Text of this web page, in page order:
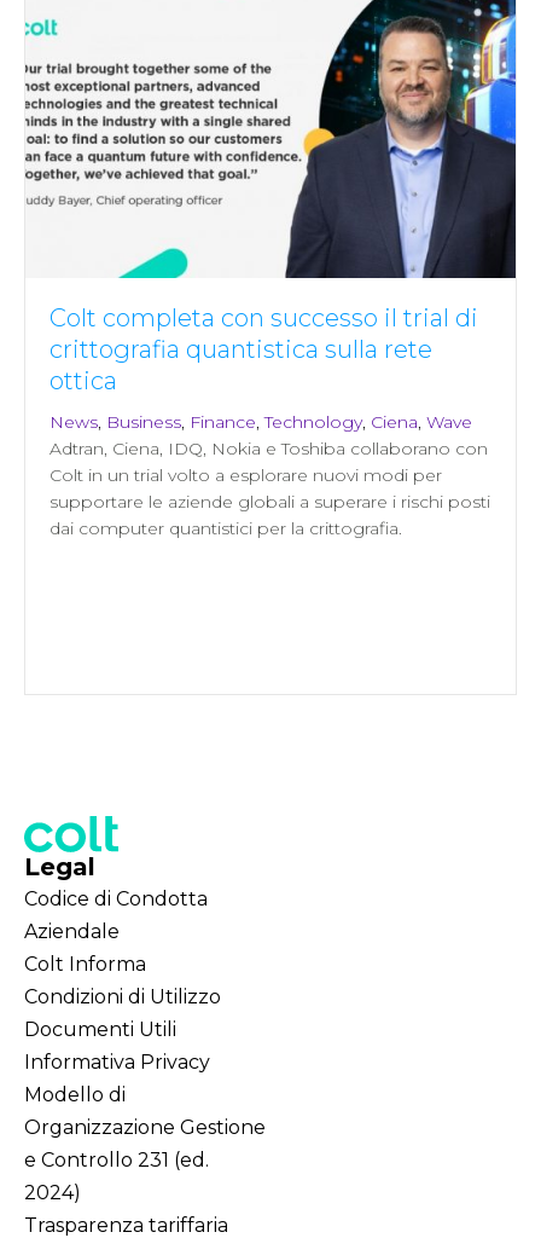
Colt completa con successo il trial di
crittografia quantistica sulla rete
ottica
News, Business, Finance,Technology, Ciena, Wave
Adtran, Ciena, IDQ, Nokia e Toshiba collaborano con
Colt in un trial volto a esplorare nuovi modi per
supportare le aziende globali a superare i rischi posti
dai computer quantistici per la crittografia.
Legal
Codice di Condotta
Aziendale
Colt Informa
Condizioni di Utilizzo
Documenti Utili
Informativa Privacy
Modello di
Organizzazione Gestione
e Controllo 231 (ed.
2024)
Trasparenza tariffaria